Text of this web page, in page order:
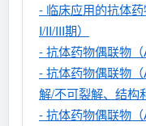
- 临床应用的抗体药
I/II/III期）
- 抗体药物偶联物
- 抗体药物偶联物
解/不可裂解、结构
- 抗体药物偶联物